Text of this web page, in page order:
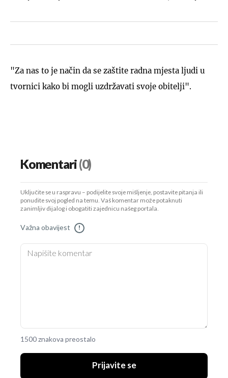
"Za nas to je način da se zaštite radna mjesta ljudi u
tvornici kako bi mogli uzdržavati svoje obitelji".
Komentari(0)
Uključite se u raspravu – podijelite svoje mišljenje, postavite pitanja ili
ponudite svoj pogled na temu. Vaš komentar može potaknuti
zanimljiv dijalog i obogatiti zajednicu našeg portala.
Važna obavijest !
1500 znakova preostalo
Prijavite se